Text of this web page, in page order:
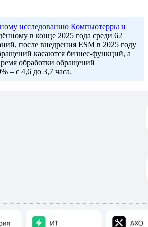
исследованию Компьютерры и
в конце 2025 года среди 62
после внедрения ESM в 2025 году
касаются бизнес-функций, а
обработки обращений
– с 4,6 до 3,7 часа.